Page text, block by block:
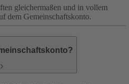
gleichermaßen und in vollem
dem Gemeinschaftskonto.